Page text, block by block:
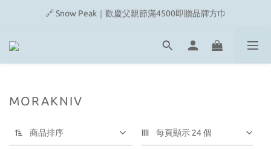
🔗 Snow Peak｜歡慶父親節滿4500即贈品牌方巾
🔗 Snow Peak｜歡慶父親節滿4500即贈品牌方巾
🔗 Fjallraven｜上衣任選2件2480元
🔗 Snow Peak｜歡慶父親節滿4500即贈品牌方巾
MORAKNIV
商品排序 每頁顯示 24 個